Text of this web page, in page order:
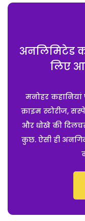
अनलिमिटेड
लिए
मनोहर
क्राइम स्टोरीज,
और धोखे की
कुछ. ऐसी ही